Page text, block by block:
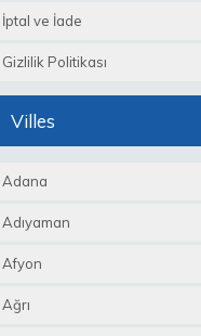
İptal ve İade
Gizlilik Politikası
Villes
Adana
Adıyaman
Afyon
Ağrı